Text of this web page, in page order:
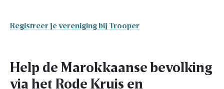
Registreer je vereniging bij Trooper
Help de Marokkaanse bevolking
via het Rode Kruis en